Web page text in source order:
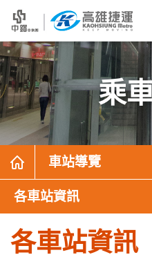
乘
車站導覽
各車站資訊
各車站資訊